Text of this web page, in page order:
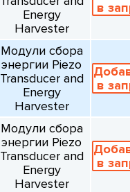
ПРОИЗВОДИТЕЛЕЙ
Energy
Harvester
в
Модули сбора
энергии Piezo
Transducer and
Energy
Harvester
в
Модули сбора
энергии Piezo
Transducer and
Energy
Harvester
в